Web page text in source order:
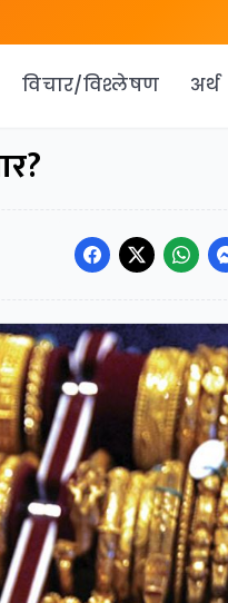
विचार/विश्लेषण अर्थ